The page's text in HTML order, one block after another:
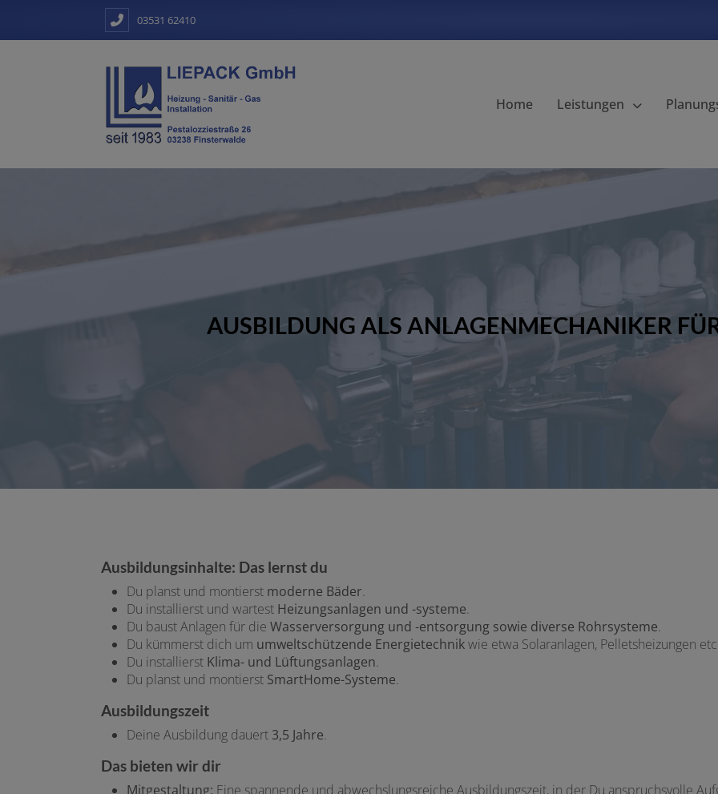
03531 62410
Home Leistungen
AUSBILDUNG ALS ANLAGENMECHANIKER
Ausbildungsinhalte: Das lernst du
Du planst und montierst moderne Bäder.
Du installierst und wartest Heizungsanlagen und -systeme.
Du baust Anlagen für die Wasserversorgung und -entsorgung sowie diverse Rohrsysteme.
Du kümmerst dich um umweltschützende Energietechnikwie etwa Solaranlagen, Pelletsheizungen
Du installierst Klima- und Lüftungsanlagen.
Du planst und montierst SmartHome-Systeme.
Ausbildungszeit
Deine Ausbildung dauert 3,5 Jahre.
Das bieten wir dir
Mitgestaltung: Eine spannende und abwechslungsreiche Ausbildungszeit, in der Du anspruchsvolle